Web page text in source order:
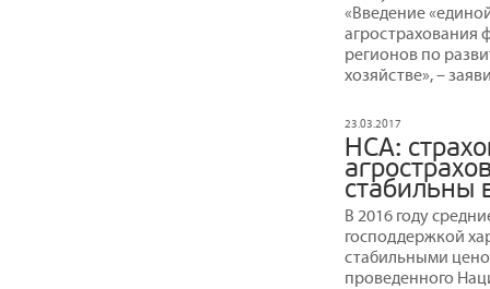
«Введение
агрострахования
регионов по
хозяйстве», –
23.03.2017
НСА:
стабильны
В 2016 году
господдержкой
стабильными
проведенного